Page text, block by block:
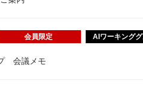
会員限定 AIワーキング
会議メモ